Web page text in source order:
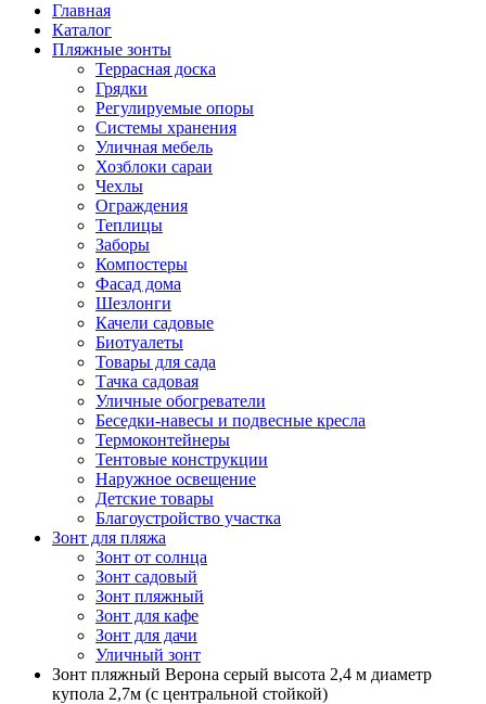
Главная
Каталог
Пляжные зонты
Террасная доска
Грядки
Регулируемые опоры
Системы хранения
Уличная мебель
Хозблоки сараи
Чехлы
Ограждения
Теплицы
Заборы
Компостеры
Фасад дома
Шезлонги
Качели садовые
Биотуалеты
Товары для сада
Тачка садовая
Уличные обогреватели
Беседки-навесы и подвесные кресла
Термоконтейнеры
Тентовые конструкции
Наружное освещение
Детские товары
Благоустройство участка
Зонт для пляжа
Зонт от солнца
Зонт садовый
Зонт пляжный
Зонт для кафе
Зонт для дачи
Уличный зонт
Зонт пляжный Верона серый высота 2,4 м диаметр
купола 2,7м (с центральной стойкой)